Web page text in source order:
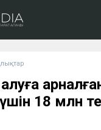
18 млн